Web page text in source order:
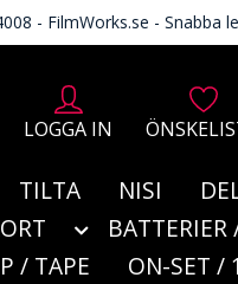
- FilmWorks.se - Snabba
LOGGA IN
TILTA NISI
BATTERIER
/ TAPE
ON-SET /